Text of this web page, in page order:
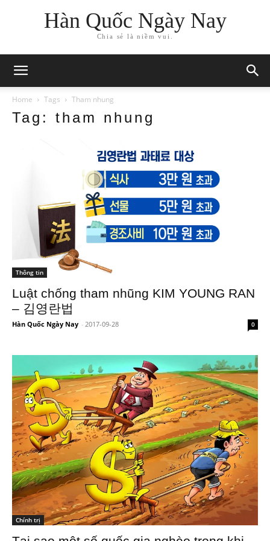
Hàn Quốc Ngày Nay
Chia sẻ là niềm vui.
Home Tags Tham nhung
Tag: tham nhung
Thông tin
Luật chống tham nhũng KIM YOUNG RAN
– 김영란법
Hàn Quốc Ngày Nay - 2017-09-28 0
Chính trị